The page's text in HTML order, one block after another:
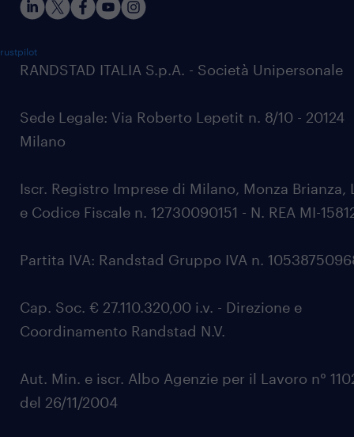
RANDSTAD ITALIA S.p.A. - Società Unipersonale
Sede Legale: Via Roberto Lepetit n. 8/10 - 20124
Milano
Iscr. Registro Imprese di Milano, Monza Brianza,
e Codice Fiscale n. 12730090151 - N. REA MI-
Partita IVA: Randstad Gruppo IVA n.
Cap. Soc. € 27.110.320,00 i.v. - Direzione e
Coordinamento Randstad N.V.
Aut. Min. e iscr. Albo Agenzie per il Lavoro n°
del 26/11/2004